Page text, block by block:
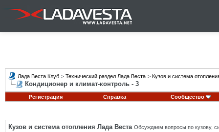
Лада Веста Клуб > Технический раздел Лада Веста > Кузов и система
Кондиционер и климат-контроль - 3
Регистрация Справка Сообщество
Кузов и система отопления Лада Веста Обсуждаем вопросы по кузову,